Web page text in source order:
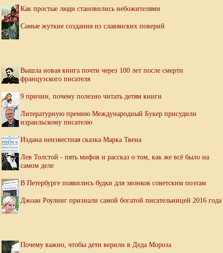
Как простые люди становились небожителями
Самые жуткие создания из славянских поверий
Вышла новая книга почти через 100 лет после смерти
французского писателя
9 причин, почему полезно читать детям книги
Литературную премию Международный Букер присудили
израильскому писателю
Издана неизвестная сказка Марка Твена
Лев Толстой - пять мифов и рассказ о том, как же всё было на
самом деле
В Петербурге появились будки для звонков советским поэтам
Джоан Роулинг признали самой богатой писательницей 2016 года
Почему важно, чтобы дети верили в Деда Мороза